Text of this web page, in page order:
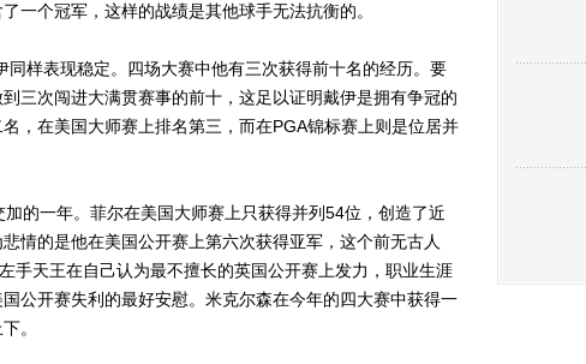
一个冠军，这样的战绩是其他球手无法抗衡的。
表现稳定。四场大赛中他有三次获得前十名的经历。要
三次闯进大满贯赛事的前十，这足以证明戴伊是拥有争冠的
，在美国大师赛上排名第三，而在PGA锦标赛上则是位居并
一年。菲尔在美国大师赛上只获得并列54位，创造了近
情的是他在美国公开赛上第六次获得亚军，这个前无古人
手天王在自己认为最不擅长的英国公开赛上发力，职业生涯
公开赛失利的最好安慰。米克尔森在今年的四大赛中获得一
。